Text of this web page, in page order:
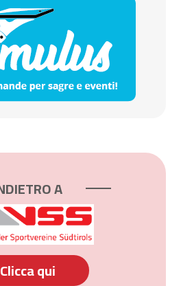
A
Clicca qui